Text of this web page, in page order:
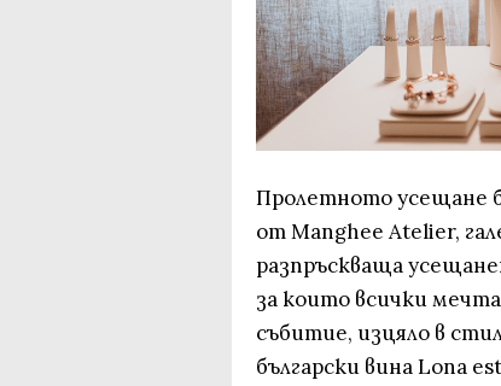
Пролетното усещане
от Manghee Atelier,
разпръскваща
за които всички
събитие, изцяло в
български вина Lonа